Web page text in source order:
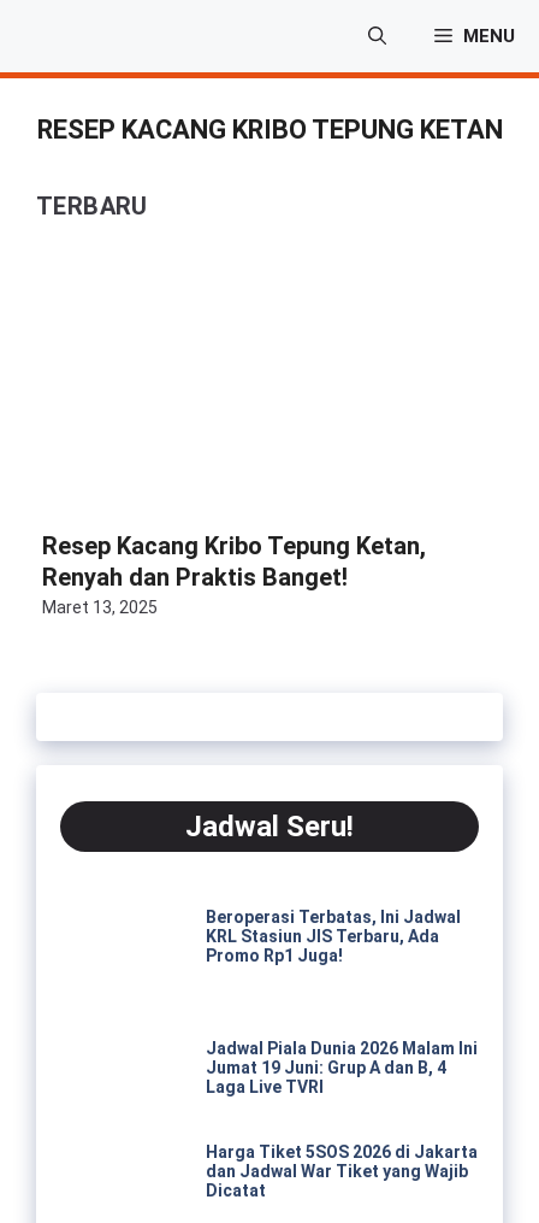
isi
MENU
RESEP KACANG KRIBO TEPUNG KETAN
TERBARU
Resep Kacang Kribo Tepung Ketan,
Renyah dan Praktis Banget!
Maret 13, 2025
Jadwal Seru!
Beroperasi Terbatas, Ini Jadwal
KRL Stasiun JIS Terbaru, Ada
Promo Rp1 Juga!
Jadwal Piala Dunia 2026 Malam Ini
Jumat 19 Juni: Grup A dan B, 4
Laga Live TVRI
Harga Tiket 5SOS 2026 di Jakarta
dan Jadwal War Tiket yang Wajib
Dicatat